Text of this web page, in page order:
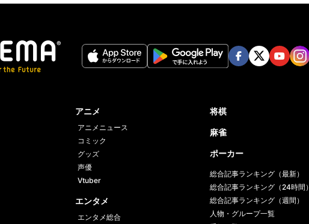
アニメ
アニメニュース
コミック
グッズ
声優
Vtuber
エンタメ
エンタメ総合
将棋
麻雀
ポーカー
総合記事ランキング（最新）
総合記事ランキング（24時間）
総合記事ランキング（週間）
人物・グループ一覧